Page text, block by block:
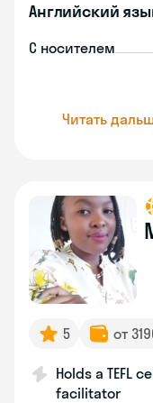
Английский
С носителем
Читать
5 от
Holds a TEFL
facilitator